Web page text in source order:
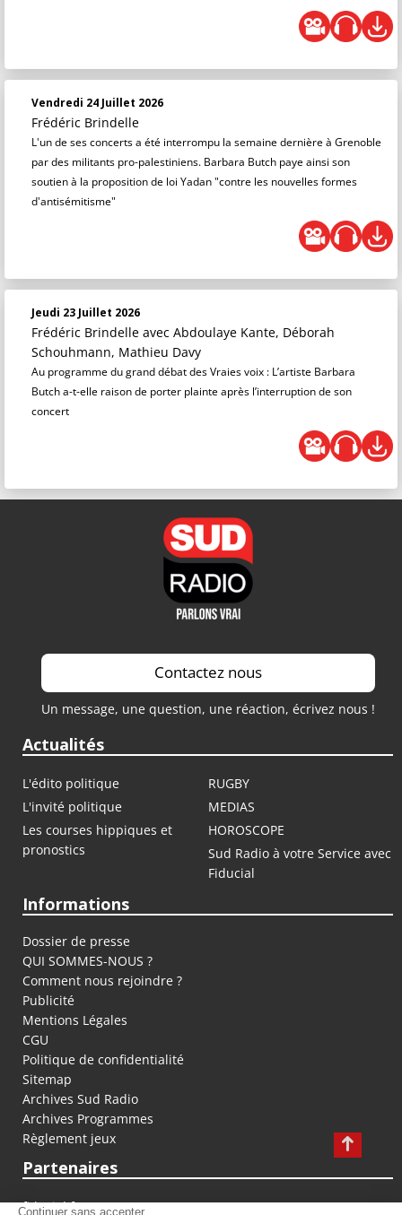
Vendredi 24 Juillet 2026
Frédéric Brindelle
L'un de ses concerts a été interrompu la semaine dernière à Grenoble
par des militants pro-palestiniens. Barbara Butch paye ainsi son
soutien à la proposition de loi Yadan "contre les nouvelles formes
d'antisémitisme"
Jeudi 23 Juillet 2026
Frédéric Brindelle avec Abdoulaye Kante, Déborah
Schouhmann, Mathieu Davy
Au programme du grand débat des Vraies voix : L’artiste Barbara
Butch a-t-elle raison de porter plainte après l’interruption de son
concert
Contactez nous
Un message, une question, une réaction, écrivez nous !
Actualités
L'édito politique
RUGBY
L'invité politique
MEDIAS
Les courses hippiques et
pronostics
HOROSCOPE
Sud Radio à votre Service avec
Fiducial
Informations
Dossier de presse
QUI SOMMES-NOUS ?
Comment nous rejoindre ?
Publicité
Mentions Légales
CGU
Politique de confidentialité
Sitemap
Archives Sud Radio
Archives Programmes
Règlement jeux
Partenaires
fiducial.fr